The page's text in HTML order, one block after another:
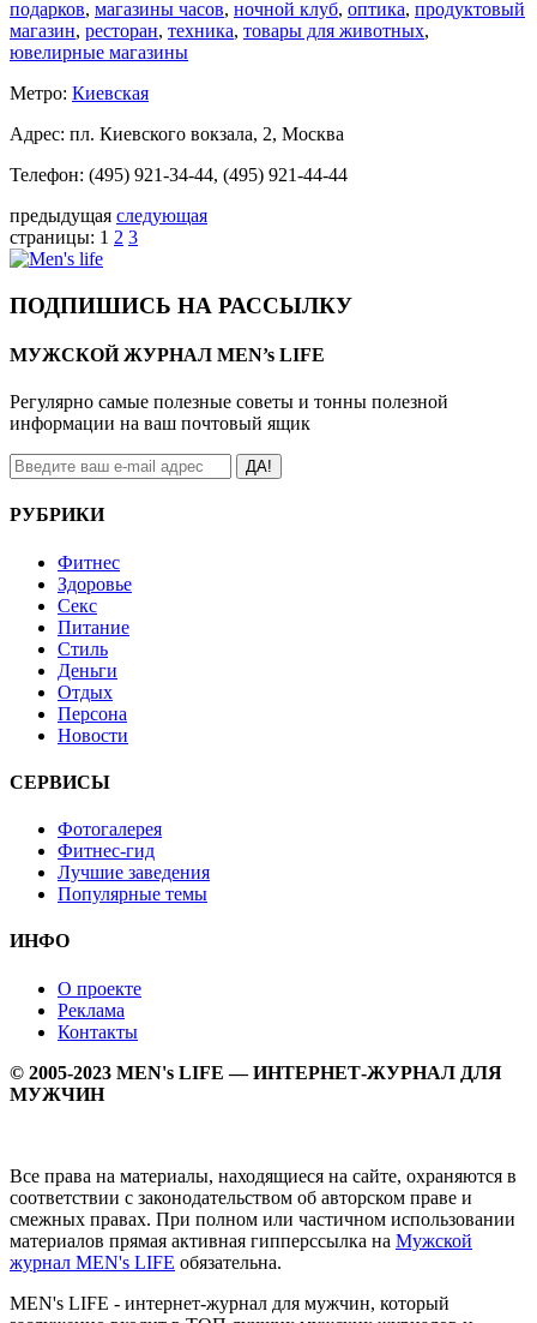
подарков, магазины часов, ночной клуб, оптика, продуктовый
магазин, ресторан, техника, товары для животных,
ювелирные магазины
Метро: Киевская
Адрес: пл. Киевского вокзала, 2, Москва
Телефон: (495) 921-34-44, (495) 921-44-44
предыдущая следующая
страницы: 1 2 3
ПОДПИШИСЬ НА РАССЫЛКУ
МУЖСКОЙ ЖУРНАЛ MEN’s LIFE
Регулярно самые полезные советы и тонны полезной
информации на ваш почтовый ящик
ДА!
РУБРИКИ
Фитнес
Здоровье
Секс
Питание
Стиль
Деньги
Отдых
Персона
Новости
СЕРВИСЫ
Фотогалерея
Фитнес-гид
Лучшие заведения
Популярные темы
ИНФО
О проекте
Реклама
Контакты
© 2005-2023 MEN's LIFE — ИНТЕРНЕТ-ЖУРНАЛ ДЛЯ
МУЖЧИН
Все права на материалы, находящиеся на сайте, охраняются в
соответствии с законодательством об авторском праве и
смежных правах. При полном или частичном использовании
материалов прямая активная гипперссылка на Мужской
журнал MEN's LIFE обязательна.
MEN's LIFE - интернет-журнал для мужчин, который